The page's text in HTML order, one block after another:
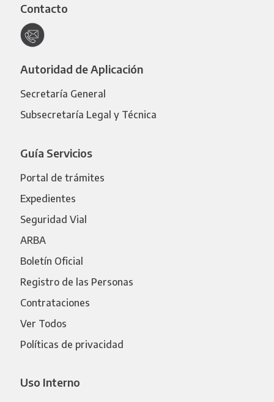
Contacto
Autoridad de Aplicación
Secretaría General
Subsecretaría Legal y Técnica
Guía Servicios
Portal de trámites
Expedientes
Seguridad Vial
ARBA
Boletín Oficial
Registro de las Personas
Contrataciones
Ver Todos
Políticas de privacidad
Uso Interno